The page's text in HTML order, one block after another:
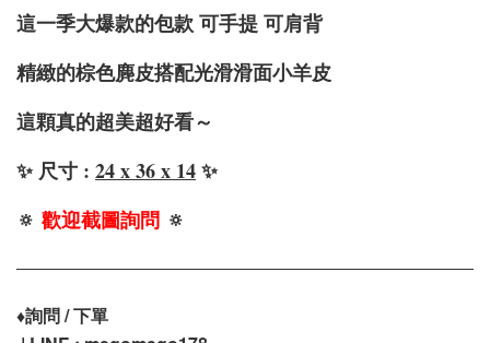
這一季大爆款的包款 可手提 可肩背
精緻的棕色麂皮搭配光滑滑面小羊皮
這顆真的超美超好看～
✨ 尺寸 : 24 x 36 x 14✨
🔅 歡迎截圖詢問 🔅
♦️詢問 / 下單